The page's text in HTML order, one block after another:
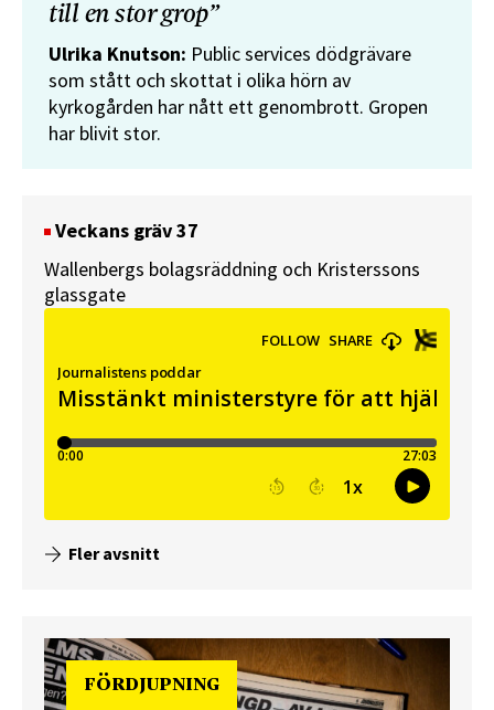
till en stor grop”
Ulrika Knutson: Public services dödgrävare
som stått och skottat i olika hörn av
kyrkogården har nått ett genombrott. Gropen
har blivit stor.
Veckans gräv 37
Wallenbergs bolagsräddning och Kristerssons
glassgate
Fler avsnitt
FÖRDJUPNING